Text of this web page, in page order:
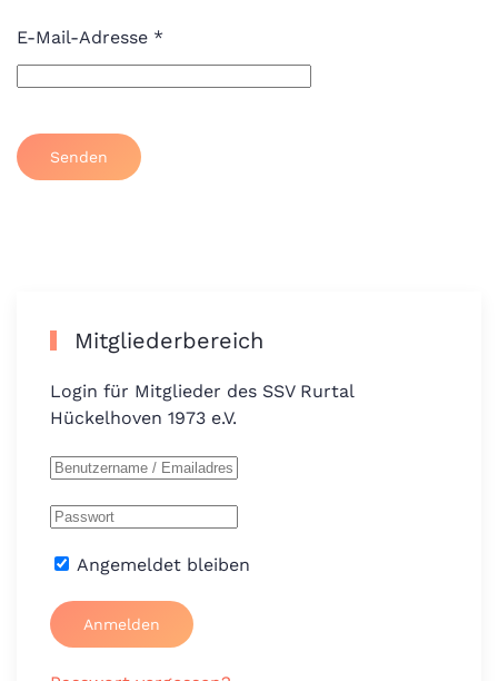
E-Mail-Adresse *
Senden
Mitgliederbereich
Login für Mitglieder des SSV Rurtal
Hückelhoven 1973 e.V.
Angemeldet bleiben
Anmelden